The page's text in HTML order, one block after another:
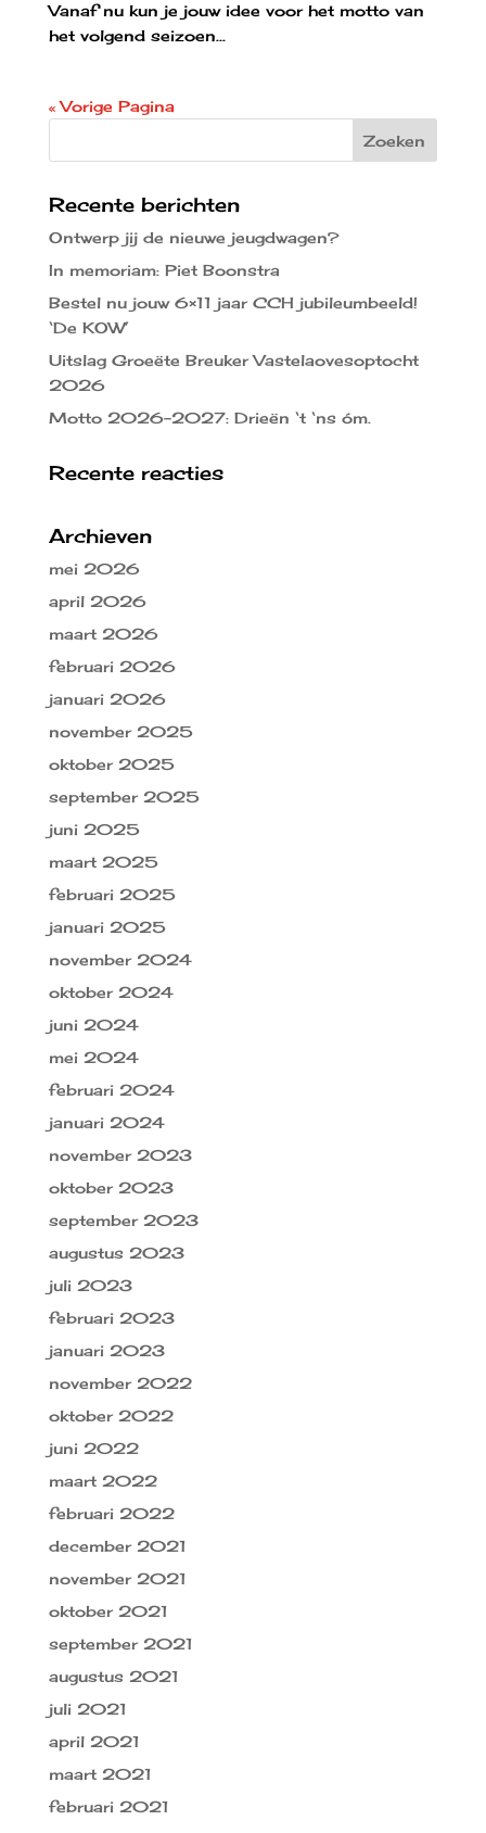
Vanaf nu kun je jouw idee voor het motto van
het volgend seizoen...
« Vorige Pagina
Recente berichten
Ontwerp jij de nieuwe jeugdwagen?
In memoriam: Piet Boonstra
Bestel nu jouw 6×11 jaar CCH jubileumbeeld!
‘De KOW’
Uitslag Groeëte Breuker Vastelaovesoptocht
2026
Motto 2026-2027: Drieën ‘t ‘ns óm.
Recente reacties
Archieven
mei 2026
april 2026
maart 2026
februari 2026
januari 2026
november 2025
oktober 2025
september 2025
juni 2025
maart 2025
februari 2025
januari 2025
november 2024
oktober 2024
juni 2024
mei 2024
februari 2024
januari 2024
november 2023
oktober 2023
september 2023
augustus 2023
juli 2023
februari 2023
januari 2023
november 2022
oktober 2022
juni 2022
maart 2022
februari 2022
december 2021
november 2021
oktober 2021
september 2021
augustus 2021
juli 2021
april 2021
maart 2021
februari 2021